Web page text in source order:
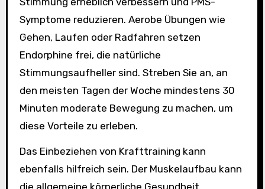
Symptome reduzieren. Aerobe Übungen wie
Gehen, Laufen oder Radfahren setzen
Endorphine frei, die natürliche
Stimmungsaufheller sind. Streben Sie an, an
den meisten Tagen der Woche mindestens 30
Minuten moderate Bewegung zu machen, um
diese Vorteile zu erleben.
Das Einbeziehen von Krafttraining kann
ebenfalls hilfreich sein. Der Muskelaufbau kann